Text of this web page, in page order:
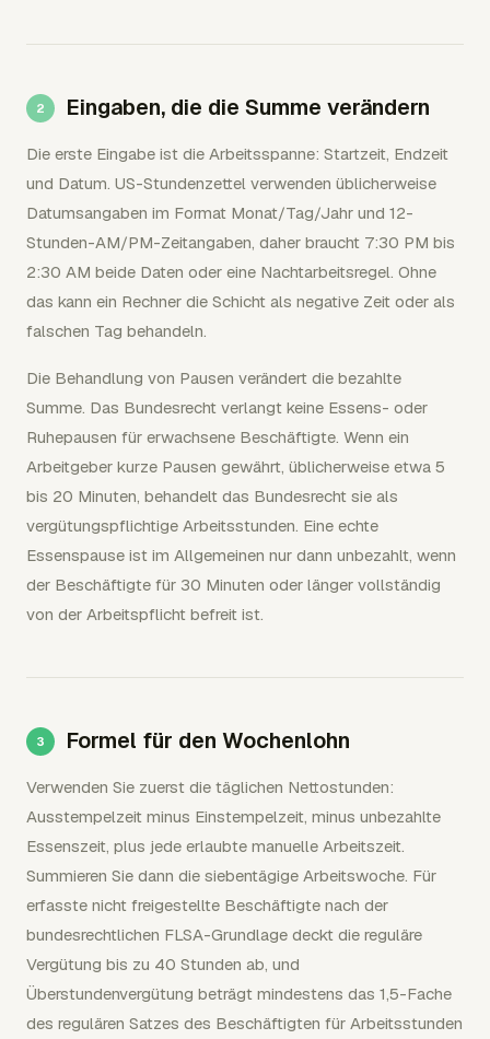
Eingaben, die die Summe verändern
Die erste Eingabe ist die Arbeitsspanne: Startzeit, Endzeit
und Datum. US-Stundenzettel verwenden üblicherweise
Datumsangaben im Format Monat/Tag/Jahr und 12-
Stunden-AM/PM-Zeitangaben, daher braucht 7:30 PM bis
2:30 AM beide Daten oder eine Nachtarbeitsregel. Ohne
das kann ein Rechner die Schicht als negative Zeit oder als
falschen Tag behandeln.
Die Behandlung von Pausen verändert die bezahlte
Summe. Das Bundesrecht verlangt keine Essens- oder
Ruhepausen für erwachsene Beschäftigte. Wenn ein
Arbeitgeber kurze Pausen gewährt, üblicherweise etwa 5
bis 20 Minuten, behandelt das Bundesrecht sie als
vergütungspflichtige Arbeitsstunden. Eine echte
Essenspause ist im Allgemeinen nur dann unbezahlt, wenn
der Beschäftigte für 30 Minuten oder länger vollständig
von der Arbeitspflicht befreit ist.
Formel für den Wochenlohn
Verwenden Sie zuerst die täglichen Nettostunden:
Ausstempelzeit minus Einstempelzeit, minus unbezahlte
Essenszeit, plus jede erlaubte manuelle Arbeitszeit.
Summieren Sie dann die siebentägige Arbeitswoche. Für
erfasste nicht freigestellte Beschäftigte nach der
bundesrechtlichen FLSA-Grundlage deckt die reguläre
Vergütung bis zu 40 Stunden ab, und
Überstundenvergütung beträgt mindestens das 1,5-Fache
des regulären Satzes des Beschäftigten für Arbeitsstunden